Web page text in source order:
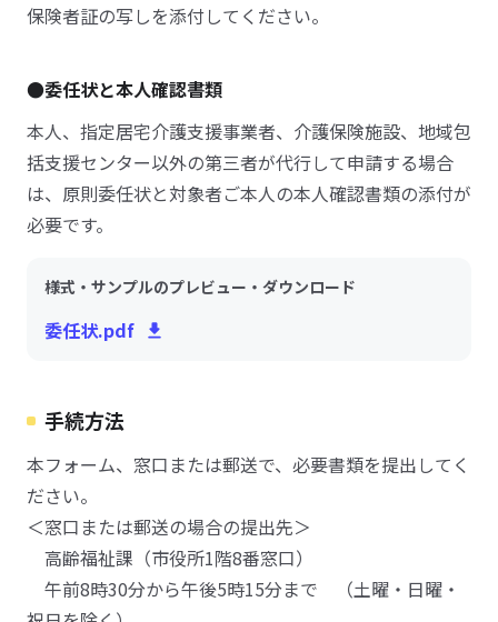
保険者証の写しを添付してください。
●委任状と本人確認書類
本人、指定居宅介護支援事業者、介護保険施設、地域包
括支援センター以外の第三者が代行して申請する場合
は、原則委任状と対象者ご本人の本人確認書類の添付が
必要です。
様式・サンプルのプレビュー・ダウンロード
委任状.pdf
手続方法
本フォーム、窓口または郵送で、必要書類を提出してく
ださい。
＜窓口または郵送の場合の提出先＞
高齢福祉課（市役所1階8番窓口）
午前8時30分から午後5時15分まで （土曜・日曜・